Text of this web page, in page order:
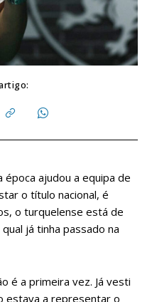
época ajudou a equipa de
o título nacional, é
o turquelense está de
já tinha passado na
é a primeira vez. Já vesti
estava a representar o